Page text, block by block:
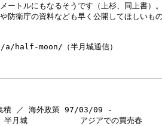
ートルにもなるそうです（上杉、同上書）
防衛庁の資料なども早く公開してほしいも
moon/（半月城通信）
積 ／ 海外政策 97/03/09 -
半月城           アジアでの買売春